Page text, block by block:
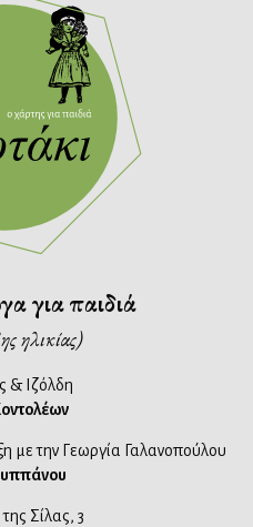
για παιδιά
ηλικίας)
& Ιζόλδη
με την Γεωργία Γαλανοπούλου
Σίλας, 3